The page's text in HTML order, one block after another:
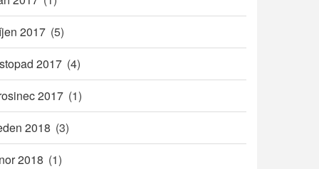
2017 (5)
2017 (4)
2017 (1)
2018 (3)
2018 (1)